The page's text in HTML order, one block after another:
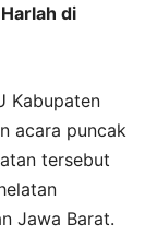
di
Kabupaten
acara puncak
tersebut
Jawa Barat.